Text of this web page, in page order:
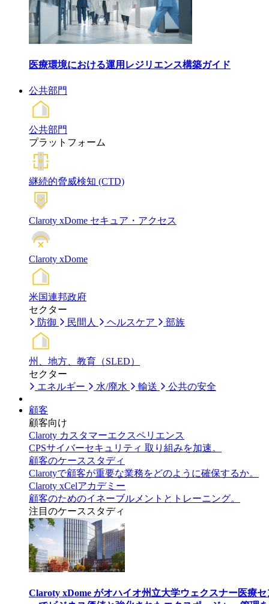
医療環境における運用レジリエンス構築ガイド
公共部門
公共部門
プラットフォーム
継続的脅威検知 (CTD)
Claroty xDome セキュア・アクセス
Claroty xDome
米国連邦政府
セクター
防御
民間人 ヘルスケア 部族
州、地方、教育（SLED）
セクター
エネルギー
水/廃水 輸送 公共の安全
顧客
顧客向け
Claroty カスタマーエクスペリエンス
CPSサイバーセキュリティ 取り組みを加速。
顧客のケーススタディ
Clarotyで顧客が重要な業務をどのように確保するか。
Claroty xCelアカデミー
顧客のためのイネーブルメントとトレーニング。
注目のケーススタディ
Claroty xDome がオハイオ州立大学ウェクスナー医療セ